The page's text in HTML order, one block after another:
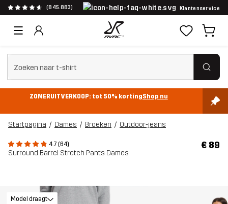
(845.883) Klantenservice
Zoeken wissen
ZOMERUITVERKOOP: tot 50% kortingShop nu
Startpagina Dames Broeken Outdoor-jeans
4.7 (64)
Surround Barrel Stretch Pants Dames
€ 89
Model draagt